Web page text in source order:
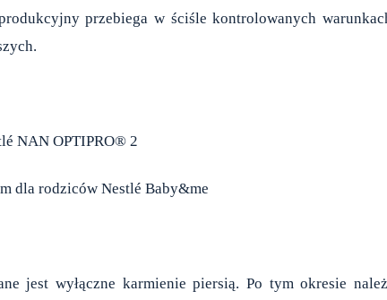
przebiega w ściśle kontrolowanych
NAN OPTIPRO® 2
dla rodziców Nestlé Baby&me
jest wyłączne karmienie piersią. Po tym okresie